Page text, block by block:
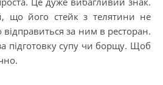
що його стейк з телятини не
відправиться за ним в ресторан.
підготовку супу чи борщу. Щоб